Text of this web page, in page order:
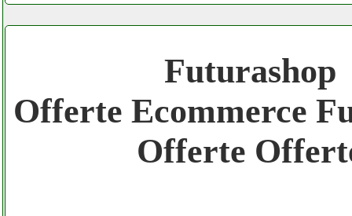
Cerchiamo Collaboratori per Lavoro nel
Mese
Gratis registra il tuo Ecommerce nel
Gratis registra il tuo Sito di Annunci nel
Futurashop
Offerte Ecommerce
Offerte